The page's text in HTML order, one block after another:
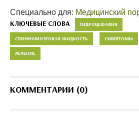
Специально для: Медицинский
КЛЮЧЕВЫЕ СЛОВА ГИДРОЦЕФАЛИЯ
СПИННОМОЗГОВАЯ ЖИДКОСТЬ СИМПТОМЫ
ЛЕЧЕНИЕ
КОММЕНТАРИИ (0)